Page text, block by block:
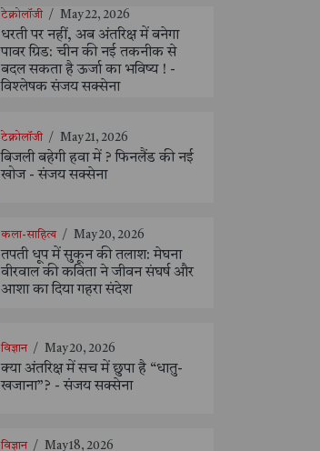
टेक्नोलॉजी / May 22, 2026
धरती पर नहीं, अब अंतरिक्ष में बनेगा
पावर ग्रिड: चीन की नई तकनीक से
बदल सकता है ऊर्जा का भविष्य ! -
विश्लेषक संजय सक्सेना
टेक्नोलॉजी / May 21, 2026
बिजली बहेगी हवा में ? फिनलैंड की नई
खोज - संजय सक्सेना
कला-साहित्य / May 20, 2026
तपती धूप में सुकून की तलाश: मेघना
वीरवाल की कविता ने जीवन संघर्ष और
आशा का दिया गहरा संदेश
विज्ञान / May 20, 2026
क्या अंतरिक्ष में सच में छुपा है “धातु-
खजाना”? - संजय सक्सेना
विज्ञान / May 18, 2026